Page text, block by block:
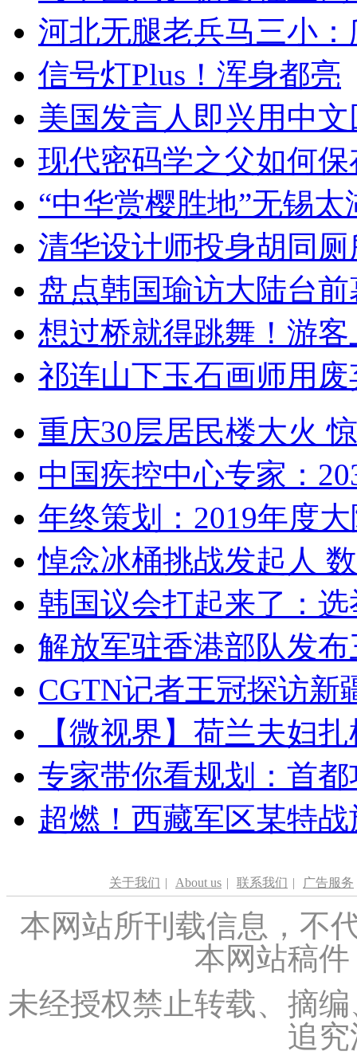
河北无腿老兵马三小
信号灯Plus！浑身都亮
美国发言人即兴用中
现代密码学之父如何
“中华赏樱胜地”无锡
清华设计师投身胡同
盘点韩国瑜访大陆台
想过桥就得跳舞！游客
祁连山下玉石画师用
重庆30层居民楼大火
中国疾控中心专家：
年终策划：2019年度
悼念冰桶挑战发起人
韩国议会打起来了：
解放军驻香港部队发
CGTN记者王冠探访新
【微视界】荷兰夫妇
专家带你看规划：首
超燃！西藏军区某特
关于我们 | About us | 联系我们 | 广告服务
本网站所刊载信息，不
本网站稿
未经授权禁止转载、摘
追